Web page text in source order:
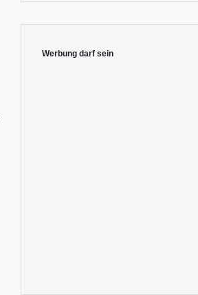
Werbung darf sein